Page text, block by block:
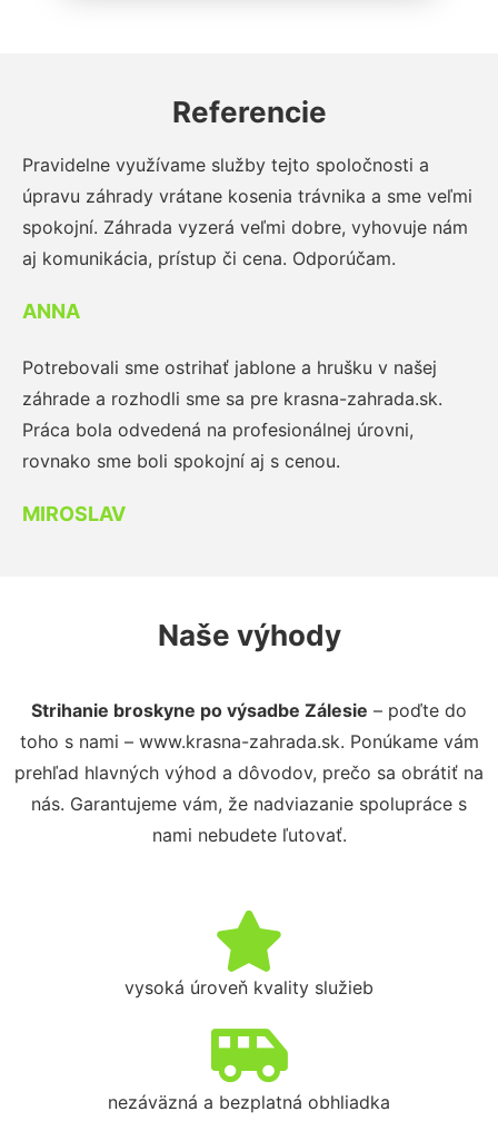
Referencie
Pravidelne využívame služby tejto spoločnosti a
úpravu záhrady vrátane kosenia trávnika a sme veľmi
spokojní. Záhrada vyzerá veľmi dobre, vyhovuje nám
aj komunikácia, prístup či cena. Odporúčam.
ANNA
Potrebovali sme ostrihať jablone a hrušku v našej
záhrade a rozhodli sme sa pre krasna-zahrada.sk.
Práca bola odvedená na profesionálnej úrovni,
rovnako sme boli spokojní aj s cenou.
MIROSLAV
Naše výhody
Strihanie broskyne po výsadbe Zálesie – poďte do
toho s nami – www.krasna-zahrada.sk. Ponúkame vám
prehľad hlavných výhod a dôvodov, prečo sa obrátiť na
nás. Garantujeme vám, že nadviazanie spolupráce s
nami nebudete ľutovať.
vysoká úroveň kvality služieb
nezáväzná a bezplatná obhliadka